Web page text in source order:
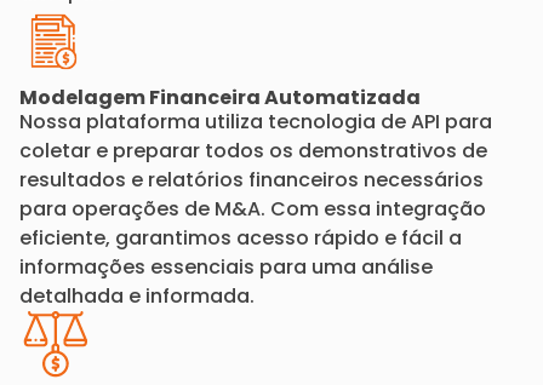
Modelagem Financeira Automatizada
Nossa plataforma utiliza tecnologia de API para
coletar e preparar todos os demonstrativos de
resultados e relatórios financeiros necessários
para operações de M&A. Com essa integração
eficiente, garantimos acesso rápido e fácil a
informações essenciais para uma análise
detalhada e informada.